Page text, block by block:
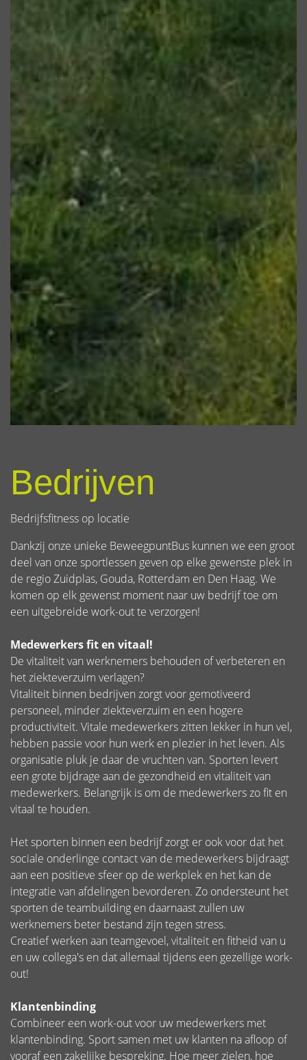
Bedrijven
Bedrijfsfitness op locatie
Dankzij onze unieke BeweegpuntBus kunnen we een groot
deel van onze sportlessen geven op elke gewenste plek in
de regio Zuidplas, Gouda, Rotterdam en Den Haag. We
komen op elk gewenst moment naar uw bedrijf toe om
een uitgebreide work-out te verzorgen!
Medewerkers fit en vitaal!
De vitaliteit van werknemers behouden of verbeteren en
het ziekteverzuim verlagen?
Vitaliteit binnen bedrijven zorgt voor gemotiveerd
personeel, minder ziekteverzuim en een hogere
productiviteit. Vitale medewerkers zitten lekker in hun vel,
hebben passie voor hun werk en plezier in het leven. Als
organisatie pluk je daar de vruchten van. Sporten levert
een grote bijdrage aan de gezondheid en vitaliteit van
medewerkers. Belangrijk is om de medewerkers zo fit en
vitaal te houden.
Het sporten binnen een bedrijf zorgt er ook voor dat het
sociale onderlinge contact van de medewerkers bijdraagt
aan een positieve sfeer op de werkplek en het kan de
integratie van afdelingen bevorderen. Zo ondersteunt het
sporten de teambuilding en daarnaast zullen uw
werknemers beter bestand zijn tegen stress.
Creatief werken aan teamgevoel, vitaliteit en fitheid van u
en uw collega's en dat allemaal tijdens een gezellige work-
out!
Klantenbinding
Combineer een work-out voor uw medewerkers met
klantenbinding. Sport samen met uw klanten na afloop of
vooraf een zakelijke bespreking. Hoe meer zielen, hoe